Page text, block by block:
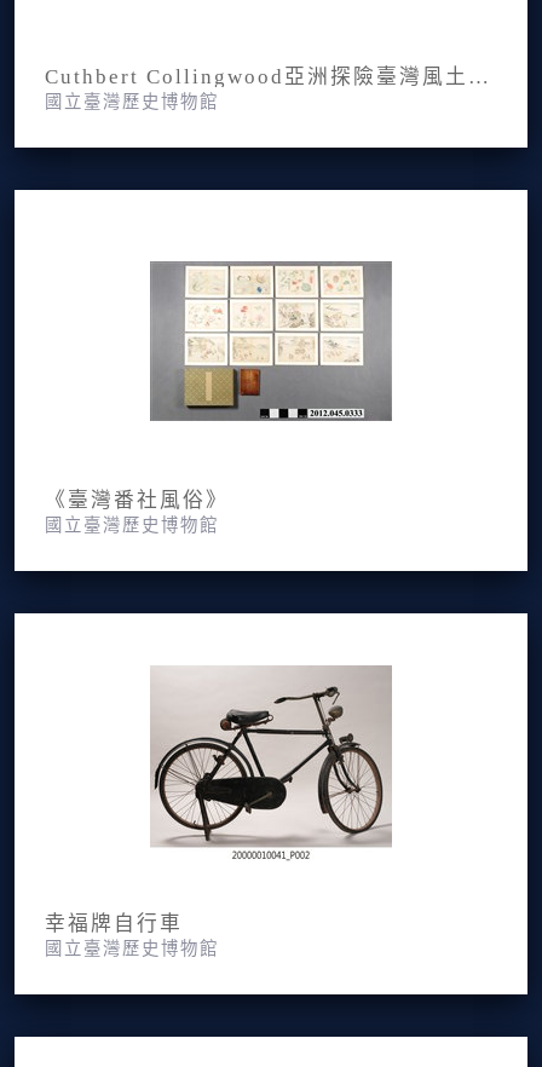
Cuthbert Collingwood亞洲探險臺灣風土手繪圖
國立臺灣歷史博物館
《臺灣番社風俗》
國立臺灣歷史博物館
幸福牌自行車
國立臺灣歷史博物館